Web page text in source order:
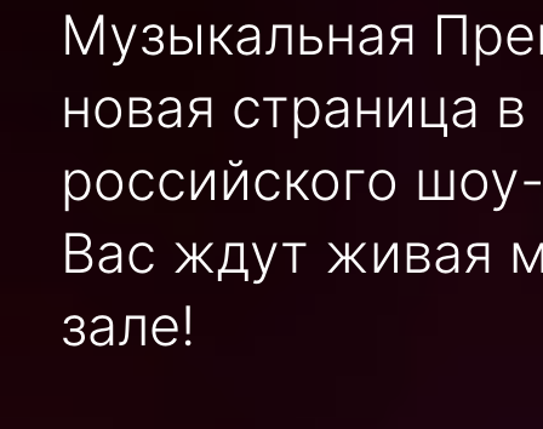
Музыкальная
новая страница
российского
Вас ждут живая
зале!